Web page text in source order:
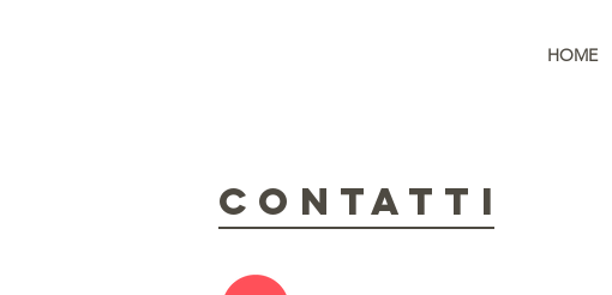
HOME
CONTATTI